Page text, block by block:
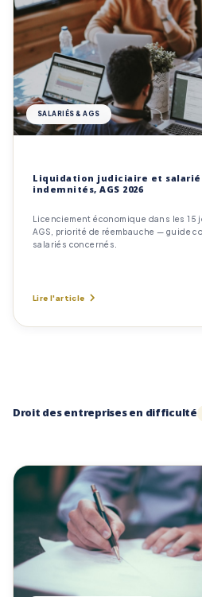
SALARIÉS & AGS
Liquidation judiciaire et
indemnités, AGS 2026
Licenciement économique dans les 15
AGS, priorité de réembauche — guide
salariés concernés.
Lire l'article
Droit des entreprises en difficulté